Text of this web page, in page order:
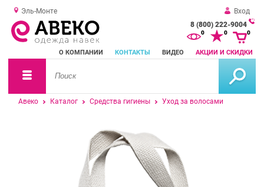
Эль-Монте
Вход
8 (800) 222-9004
О КОМПАНИИ КОНТАКТЫ ВИДЕО АКЦИИ И СКИДКИ
0 0 0
Авеко Каталог Средства гигиены Уход за волосами